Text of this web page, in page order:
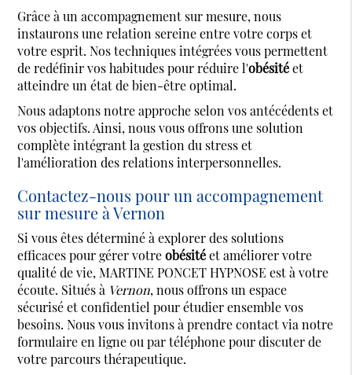
Grâce à un accompagnement sur mesure, nous
instaurons une relation sereine entre votre corps et
votre esprit. Nos techniques intégrées vous permettent
de redéfinir vos habitudes pour réduire l'obésitéet
atteindre un état de bien-être optimal.
Nous adaptons notre approche selon vos antécédents et
vos objectifs. Ainsi, nous vous offrons une solution
complète intégrant la gestion du stress et
l'amélioration des relations interpersonnelles.
Contactez-nous pour un accompagnement
sur mesure à Vernon
Si vous êtes déterminé à explorer des solutions
efficaces pour gérer votreobésitéet améliorer votre
qualité de vie, MARTINE PONCET HYPNOSE est à votre
écoute. Situés à Vernon, nous offrons un espace
sécurisé et confidentiel pour étudier ensemble vos
besoins. Nous vous invitons à prendre contact via notre
formulaire en ligne ou par téléphone pour discuter de
votre parcours thérapeutique.